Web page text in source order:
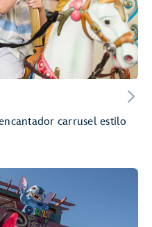
carrusel estilo